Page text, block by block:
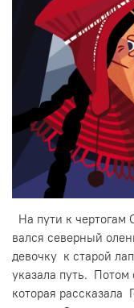
На пути к
вался северный
девочку к старой
указала путь. Потом
которая рассказала